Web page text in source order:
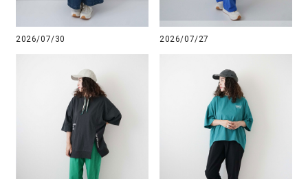
2026/07/30 2026/07/27